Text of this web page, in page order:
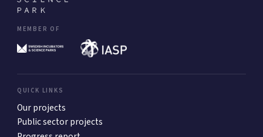
MEMBER OF
QUICK LINKS
Our projects
Public sector projects